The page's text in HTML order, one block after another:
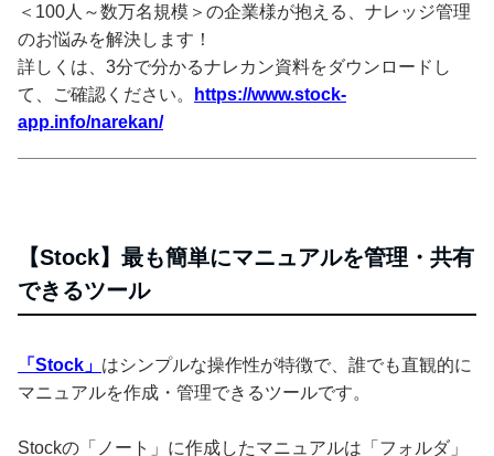
＜100人～数万名規模＞の企業様が抱える、ナレッジ管理
のお悩みを解決します！
詳しくは、3分で分かるナレカン資料をダウンロードし
て、ご確認ください。
https://www.stock-
app.info/narekan/
【Stock】最も簡単にマニュアルを管理・共有
できるツール
「Stock」 はシンプルな操作性が特徴で、誰でも直観的に
マニュアルを作成・管理できるツールです。
Stockの「ノート」に作成したマニュアルは「フォルダ」